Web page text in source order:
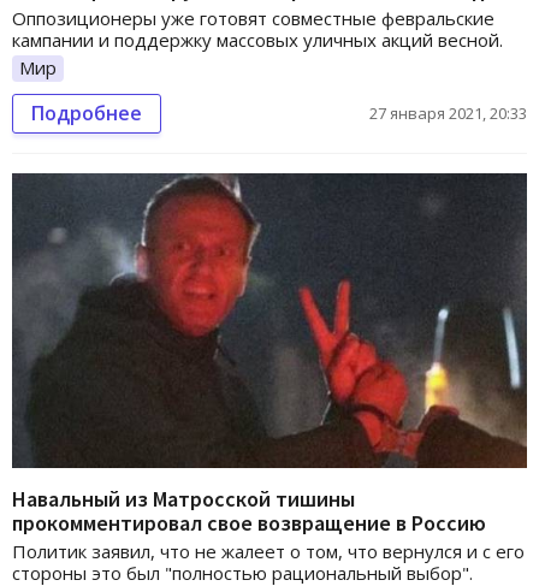
Оппозиционеры уже готовят совместные февральские
кампании и поддержку массовых уличных акций весной.
Мир
Подробнее 27 января 2021, 20:33
Навальный из Матросской тишины
прокомментировал свое возвращение в Россию
Политик заявил, что не жалеет о том, что вернулся и с его
стороны это был "полностью рациональный выбор".